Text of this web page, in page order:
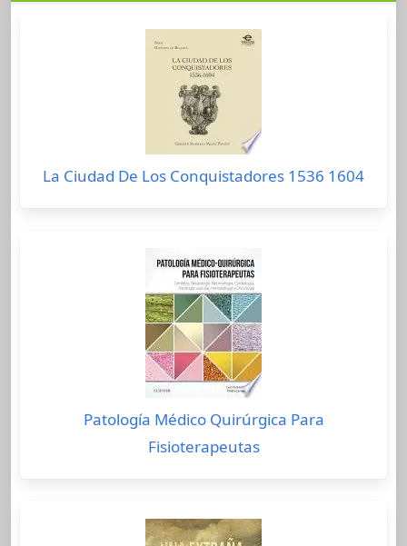
La Ciudad De Los Conquistadores 1536 1604
Patología Médico Quirúrgica Para
Fisioterapeutas